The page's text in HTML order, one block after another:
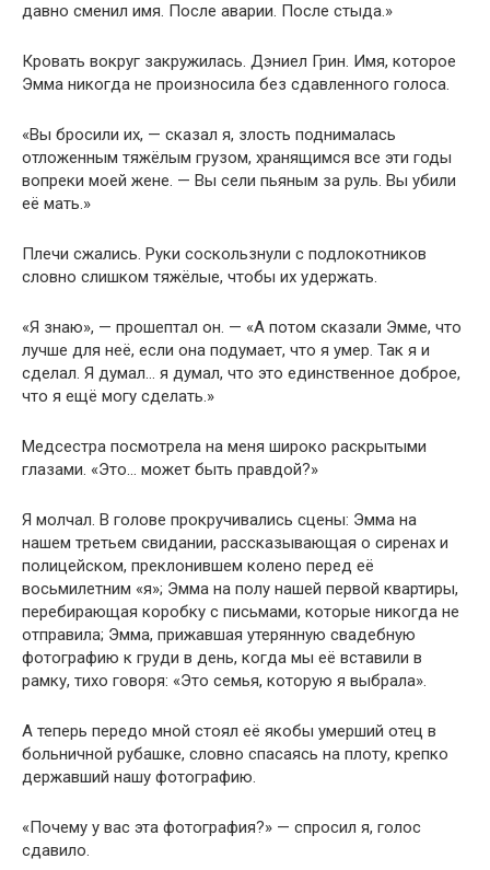
давно сменил имя. После аварии. После стыда.»
Кровать вокруг закружилась. Дэниел Грин. Имя, которое
Эмма никогда не произносила без сдавленного голоса.
«Вы бросили их, — сказал я, злость поднималась
отложенным тяжёлым грузом, хранящимся все эти годы
вопреки моей жене. — Вы сели пьяным за руль. Вы убили
её мать.»
Плечи сжались. Руки соскользнули с подлокотников
словно слишком тяжёлые, чтобы их удержать.
«Я знаю», — прошептал он. — «А потом сказали Эмме, что
лучше для неё, если она подумает, что я умер. Так я и
сделал. Я думал… я думал, что это единственное доброе,
что я ещё могу сделать.»
Медсестра посмотрела на меня широко раскрытыми
глазами. «Это… может быть правдой?»
Я молчал. В голове прокручивались сцены: Эмма на
нашем третьем свидании, рассказывающая о сиренах и
полицейском, преклонившем колено перед её
восьмилетним «я»; Эмма на полу нашей первой квартиры,
перебирающая коробку с письмами, которые никогда не
отправила; Эмма, прижавшая утерянную свадебную
фотографию к груди в день, когда мы её вставили в
рамку, тихо говоря: «Это семья, которую я выбрала».
А теперь передо мной стоял её якобы умерший отец в
больничной рубашке, словно спасаясь на плоту, крепко
державший нашу фотографию.
«Почему у вас эта фотография?» — спросил я, голос
сдавило.